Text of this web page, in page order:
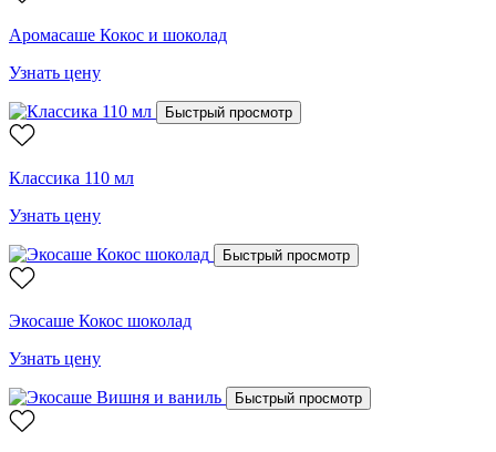
Аромасаше Кокос и шоколад
Узнать цену
Быстрый просмотр
Классика 110 мл
Узнать цену
Быстрый просмотр
Экосаше Кокос шоколад
Узнать цену
Быстрый просмотр